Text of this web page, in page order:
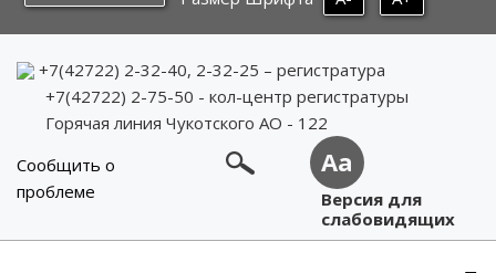
+7(42722) 2-32-40, 2-32-25 – регистратура
+7(42722) 2-75-50 - кол-центр регистратуры
Горячая линия Чукотского АО - 122
Сообщить о
проблеме
Aa
Версия для
слабовидящих